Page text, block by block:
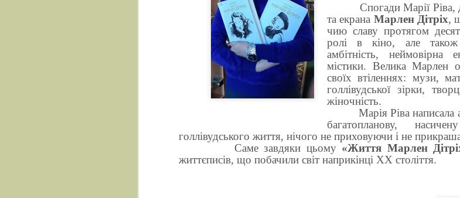
Спогади Марії Ріва,
та екрана Марлен Дітріх,
чию славу протягом
ролі в кіно, але також
амбітність, неймовірна
містики. Велика Марлен
своїх втіленнях: музи,
голлівудської зірки,
жіночність.
Марія Ріва
багатопланову,
голлівудського життя, нічого не приховуючи і не
Саме завдяки цьому «Життя Марлен
життєписів, що побачили світ наприкінці ХХ століття.